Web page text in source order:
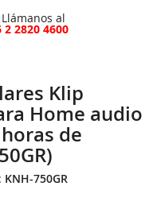
al
2 2820 4600
Klip
Home audio
de
KNH-750GR